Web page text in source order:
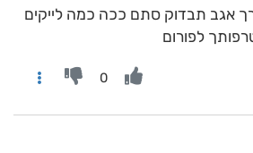
אגב תבדוק סתם ככה כמה לייקים
לפורום
0